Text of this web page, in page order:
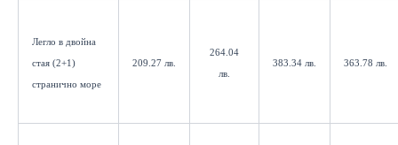
Легло в двойна
стая (2+1)
странично море
209.27 лв.
264.04
лв.
383.34 лв. 363.78 лв.